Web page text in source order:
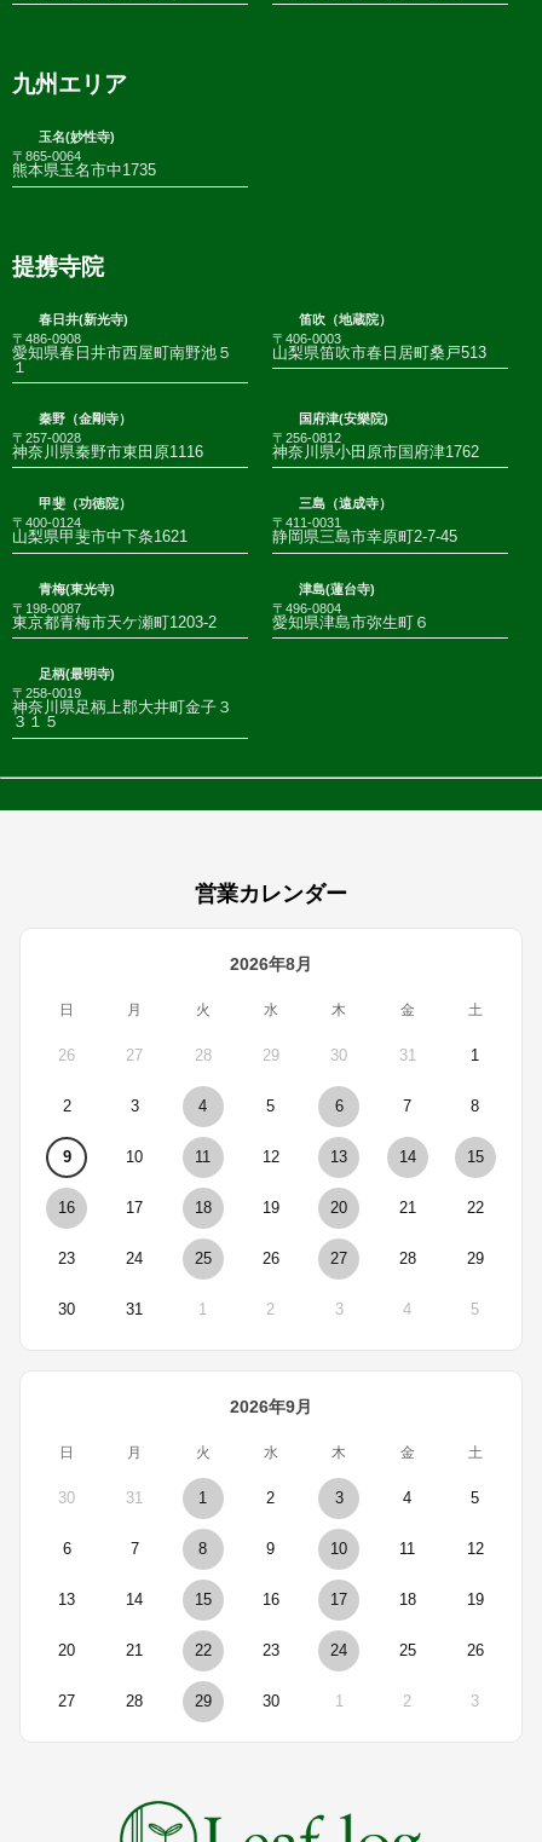
九州エリア
玉名(妙性寺)
〒865-0064
熊本県玉名市中1735
提携寺院
春日井(新光寺)
〒486-0908
愛知県春日井市西屋町南野池５
１
笛吹（地蔵院）
〒406-0003
山梨県笛吹市春日居町桑戸513
秦野（金剛寺）
〒257-0028
神奈川県秦野市東田原1116
国府津(安樂院)
〒256-0812
神奈川県小田原市国府津1762
甲斐（功徳院）
〒400-0124
山梨県甲斐市中下条1621
三島（遠成寺）
〒411-0031
静岡県三島市幸原町2-7-45
青梅(東光寺)
〒198-0087
東京都青梅市天ケ瀬町1203-2
津島(蓮台寺)
〒496-0804
愛知県津島市弥生町６
足柄(最明寺)
〒258-0019
神奈川県足柄上郡大井町金子３
３１５
営業カレンダー
2026年8月
日 月 火 水 木 金 土
26 27 28 29 30 31 1
2 3 4 5 6 7 8
9 10 11 12 13 14 15
16 17 18 19 20 21 22
23 24 25 26 27 28 29
30 31 1 2 3 4 5
2026年9月
日 月 火 水 木 金 土
30 31 1 2 3 4 5
6 7 8 9 10 11 12
13 14 15 16 17 18 19
20 21 22 23 24 25 26
27 28 29 30 1 2 3